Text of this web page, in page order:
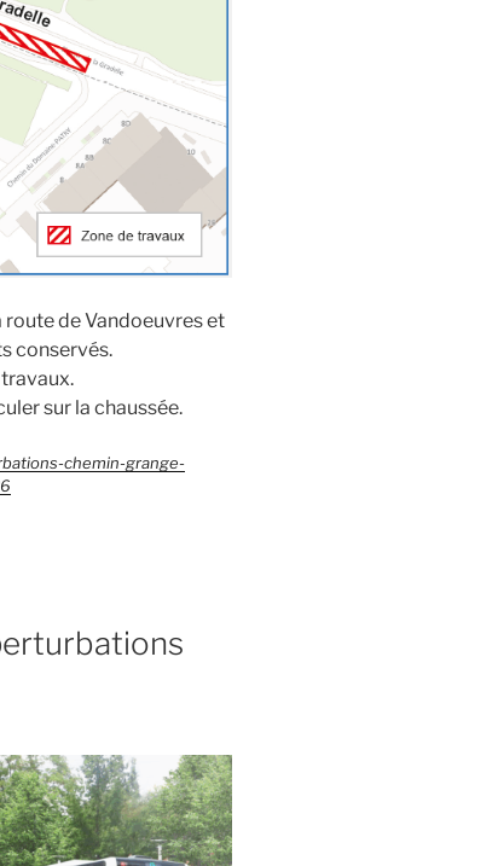
de Vandoeuvres et
conservés.
sur la chaussée.
chemin-grange-